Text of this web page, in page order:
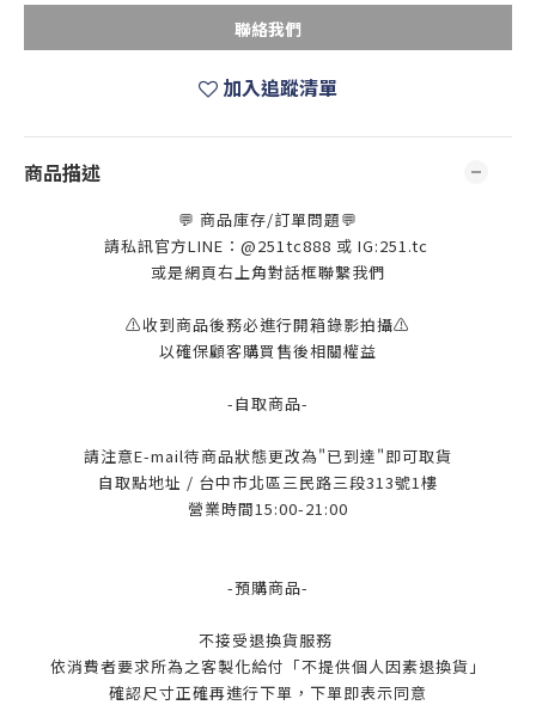
聯絡我們
加入追蹤清單
商品描述
💬 商品庫存/訂單問題💬
請私訊官方LINE：@251tc888 或 IG:251.tc
或是網頁右上角對話框聯繫我們
⚠️收到商品後務必進行開箱錄影拍攝⚠️
以確保顧客購買售後相關權益
-自取商品-
請注意E-mail待商品狀態更改為"已到達"即可取貨
自取點地址 / 台中市北區三民路三段313號1樓
營業時間15:00-21:00
-預購商品-
不接受退換貨服務
依消費者要求所為之客製化給付「不提供個人因素退換貨」
確認尺寸正確再進行下單，下單即表示同意